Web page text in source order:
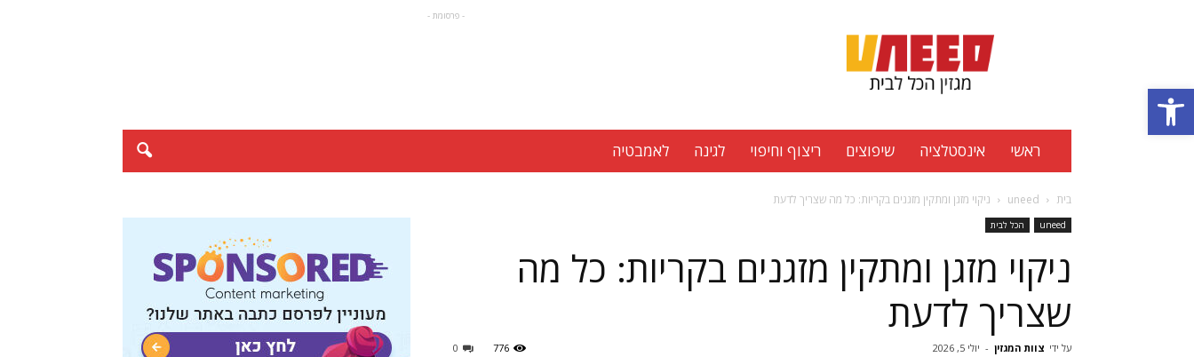
פתח סרגל נגישות
Uneed
- פרסומת -
ראשי אינסטלציה שיפוצים ריצוף וחיפוי לגינה לאמבטיה
בית uneed ניקוי מזגן ומתקין מזגנים בקריות: כל מה שצריך לדעת
uneed הכל לבית
ניקוי מזגן ומתקין מזגנים בקריות: כל מה
שצריך לדעת
על ידי צוות המגזין - יולי 5, 2026 0 776